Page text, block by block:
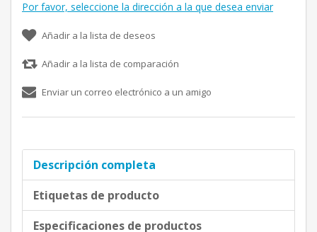
Por favor, seleccione la dirección a la que desea enviar
Añadir a la lista de deseos
Añadir a la lista de comparación
Enviar un correo electrónico a un amigo
Descripción completa
Etiquetas de producto
Especificaciones de productos